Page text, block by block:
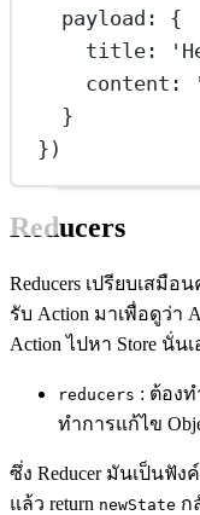
payload: {
title:
content:
}
})
Reducers
Reducers เปรียบเสมือ
รับ Action มาเพื่อดูว่า
Action ไปหา Store นั่นเ
reducers : ต้องท
ทำการแก้ไข
ซึ่ง Reducer มันเป็นฟัง
แล้ว return newState ก